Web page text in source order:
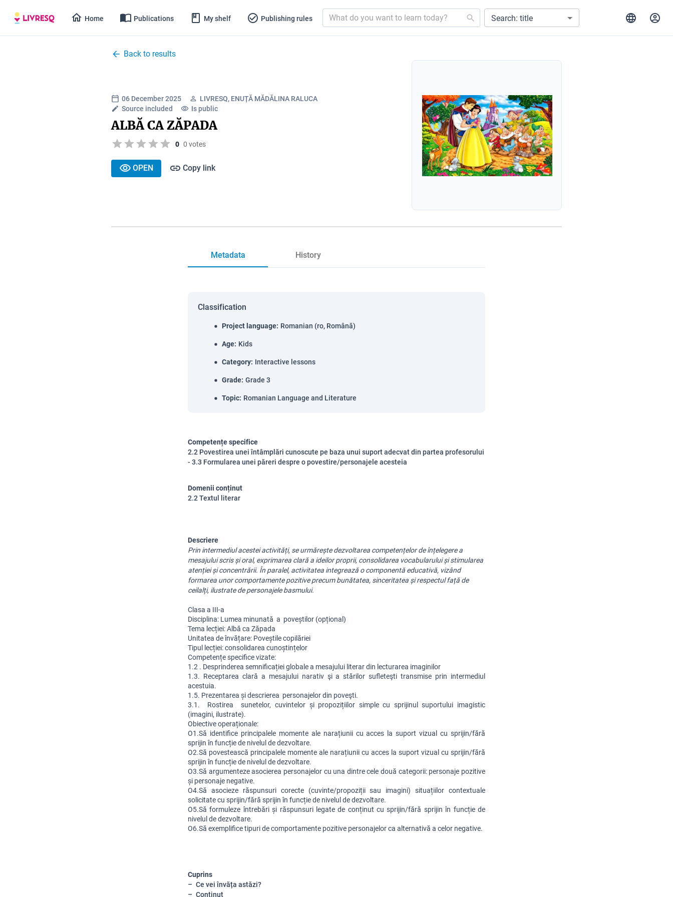
Home Publications My shelf Publishing rules Search: title
Back to results
06 December 2025
LIVRESQ, ENUȚĂ MĂDĂLINA RALUCA
Source included
Is public
ALBĂ CA ZĂPADA
0 0 votes
OPEN Copy link
Metadata History
Classification
Project language: Romanian (ro, Română)
Age: Kids
Category: Interactive lessons
Grade: Grade 3
Topic: Romanian Language and Literature
Competențe specifice
2.2 Povestirea unei întâmplări cunoscute pe baza unui suport adecvat din partea profesorului
- 3.3 Formularea unei păreri despre o povestire/personajele acesteia
Domenii conținut
2.2 Textul literar
Descriere
Prin intermediul acestei activități, se urmărește dezvoltarea competențelor de înțelegere a
mesajului scris și oral, exprimarea clară a ideilor proprii, consolidarea vocabularului și stimularea
atenției și concentrării. În paralel, activitatea integrează o componentă educativă, vizând
formarea unor comportamente pozitive precum bunătatea, sinceritatea și respectul față de
ceilalți, ilustrate de personajele basmului.
Clasa a III-a
Disciplina: Lumea minunată  a  poveștilor (opțional)
Tema lecției: Albă ca Zăpada
Unitatea de învățare: Poveștile copilăriei
Tipul lecției: consolidarea cunoștințelor
Competențe specifice vizate:
1.2 . Desprinderea semnificației globale a mesajului literar din lecturarea imaginilor
1.3. Receptarea clară a mesajului narativ şi a stărilor sufleteşti transmise prin intermediul
acestuia.
1.5. Prezentarea și descrierea  personajelor din poveşti.
3.1.  Rostirea  sunetelor, cuvintelor și propozițiilor simple cu sprijinul suportului imagistic
(imagini, ilustrate).
Obiective operaționale:
O1.Să identifice principalele momente ale narațiunii cu acces la suport vizual cu sprijin/fără
sprijin în funcție de nivelul de dezvoltare.
O2.Să povestească principalele momente ale narațiunii cu acces la suport vizual cu sprijin/fără
sprijin în funcție de nivelul de dezvoltare.
O3.Să argumenteze asocierea personajelor cu una dintre cele două categorii: personaje pozitive
și personaje negative.
O4.Să asocieze răspunsuri corecte (cuvinte/propoziții sau imagini) situațiilor contextuale
solicitate cu sprijin/fără sprijin în funcție de nivelul de dezvoltare.
O5.Să formuleze întrebări și răspunsuri legate de conținut cu sprijin/fără sprijin în funcție de
nivelul de dezvoltare.
O6.Să exemplifice tipuri de comportamente pozitive personajelor ca alternativă a celor negative.
Cuprins
Ce vei învăța astăzi?
Conținut